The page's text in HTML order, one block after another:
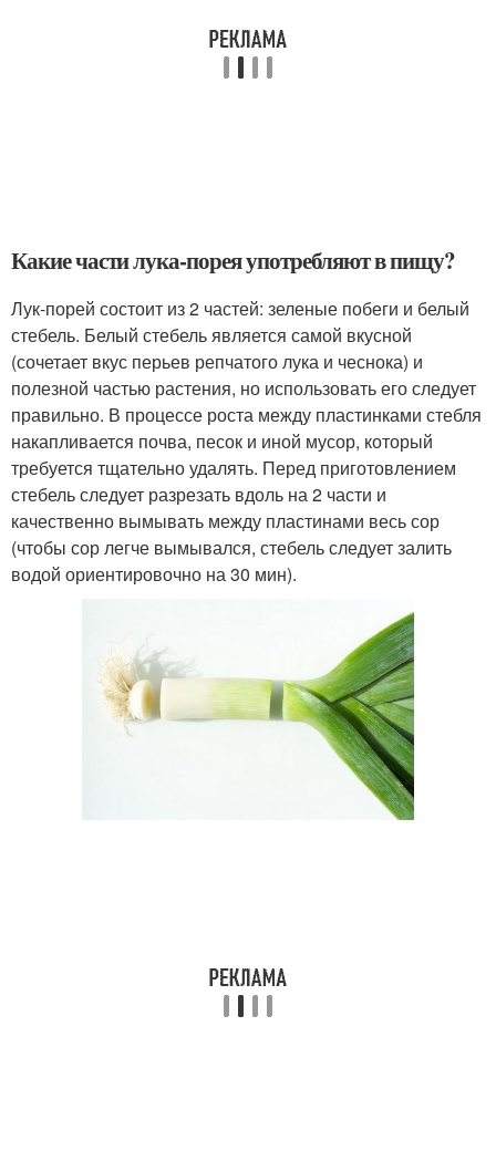
Какие части лука-порея употребляют в пищу?
Лук-порей состоит из 2 частей: зеленые побеги и белый
стебель. Белый стебель является самой вкусной
(сочетает вкус перьев репчатого лука и чеснока) и
полезной частью растения, но использовать его следует
правильно. В процессе роста между пластинками стебля
накапливается почва, песок и иной мусор, который
требуется тщательно удалять. Перед приготовлением
стебель следует разрезать вдоль на 2 части и
качественно вымывать между пластинами весь сор
(чтобы сор легче вымывался, стебель следует залить
водой ориентировочно на 30 мин).